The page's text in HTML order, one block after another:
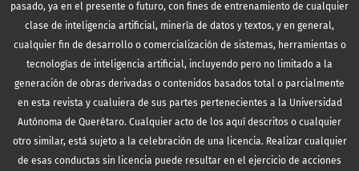
pasado, ya en el presente o futuro, con fines de entrenamiento de cualquier
clase de inteligencia artificial, minería de datos y textos, y en general,
cualquier fin de desarrollo o comercialización de sistemas, herramientas o
tecnologías de inteligencia artificial, incluyendo pero no limitado a la
generación de obras derivadas o contenidos basados total o parcialmente
en esta revista y cualuiera de sus partes pertenecientes a la Universidad
Autónoma de Querétaro. Cualquier acto de los aquí descritos o cualquier
otro similar, está sujeto a la celebración de una licencia. Realizar cualquier
de esas conductas sin licencia puede resultar en el ejercicio de acciones